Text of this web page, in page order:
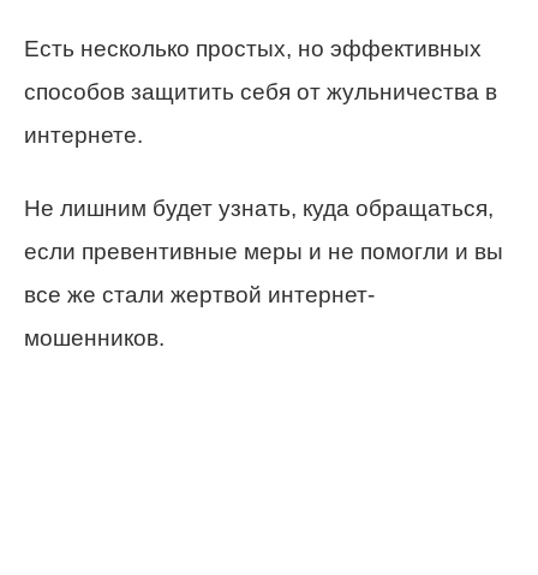
Есть несколько простых, но эффективных
способов защитить себя от жульничества в
интернете.
Не лишним будет узнать, куда обращаться,
если превентивные меры и не помогли и вы
все же стали жертвой интернет-
мошенников.